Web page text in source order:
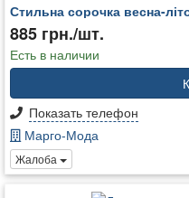
Стильна сорочка весна-
885 грн./шт.
Есть в наличии
Показать телефон
Марго-Мода
Жалоба